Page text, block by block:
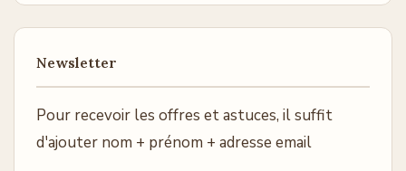
Newsletter
Pour recevoir les offres et astuces, il suffit
d'ajouter nom + prénom + adresse email